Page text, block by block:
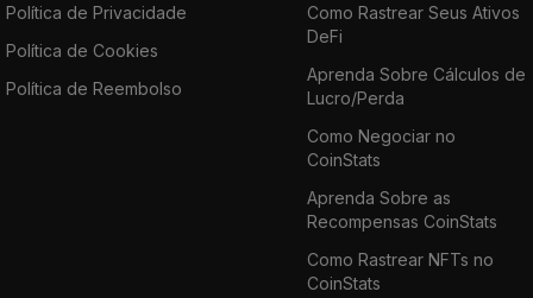
Política de Privacidade
Política de Cookies
Política de Reembolso
Como Rastrear Seus Ativos
DeFi
Aprenda Sobre Cálculos de
Lucro/Perda
Como Negociar no
CoinStats
Aprenda Sobre as
Recompensas CoinStats
Como Rastrear NFTs no
CoinStats